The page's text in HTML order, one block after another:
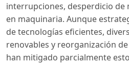
interrupciones, desperdicio de
en maquinaria. Aunque
de tecnologías eficientes,
renovables y reorganización
han mitigado parcialmente